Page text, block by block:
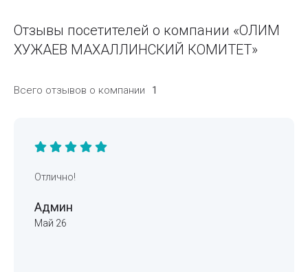
Отзывы посетителей о компании «ОЛИМ
ХУЖАЕВ МАХАЛЛИНСКИЙ КОМИТЕТ»
Всего отзывов о компании 1
Отлично!
Админ
Май 26